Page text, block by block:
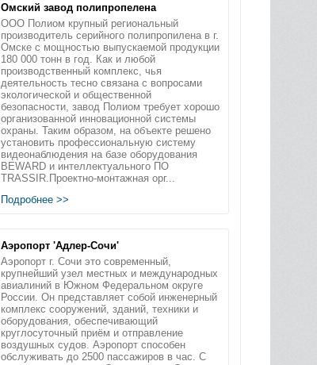
Омский завод полипропелена
ООО Полиом крупный региональный
производитель серийного полипропилена в г.
Омске с мощностью выпускаемой продукции
180 000 тонн в год. Как и любой
производственный комплекс, чья
деятельность тесно связана с вопросами
экологической и общественной
безопасности, завод Полиом требует хорошо
организованной инновационной системы
охраны. Таким образом, на объекте решено
установить профессиональную систему
видеонаблюдения на базе оборудования
BEWARD и интеллектуального ПО
TRASSIR.Проектно-монтажная орг...
Подробнее >>
Аэропорт 'Адлер-Сочи'
Аэропорт г. Сочи это современный,
крупнейший узел местных и международных
авиалиний в Южном Федеральном округе
России. Он представляет собой инженерный
комплекс сооружений, зданий, техники и
оборудования, обеспечивающий
круглосуточный приём и отправление
воздушных судов. Аэропорт способен
обслуживать до 2500 пассажиров в час. С